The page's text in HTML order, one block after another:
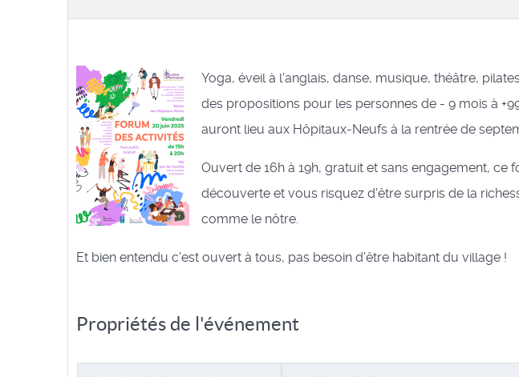
Yoga, éveil à l'anglais, danse, musique, théâtre,
des propositions pour les personnes de - 9 mois à
auront lieu aux Hôpitaux-Neufs à la rentrée de
Ouvert de 16h à 19h, gratuit et sans engagement, ce
découverte et vous risquez d'être surpris de la
comme le nôtre.
Et bien entendu c'est ouvert à tous, pas besoin d'être habitant du village !
Propriétés de l'événement